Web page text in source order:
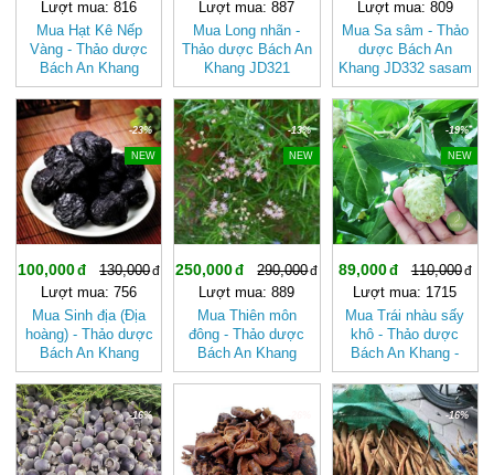
Lượt mua: 816
Mua Hạt Kê Nếp
Vàng - Thảo dược
Bách An Khang
JD117 hatkenepvang
v2
Lượt mua: 887
Mua Long nhãn -
Thảo dược Bách An
Khang JD321
longnhan v2
Lượt mua: 809
Mua Sa sâm - Thảo
dược Bách An
Khang JD332 sasam
v2
-23%
NEW
100,000
130,000
Lượt mua: 756
Mua Sinh địa (Địa
hoàng) - Thảo dược
Bách An Khang
JD333 sinhdia v2
-13%
NEW
250,000
290,000
Lượt mua: 889
Mua Thiên môn
đông - Thảo dược
Bách An Khang
JD358
-19%
NEW
89,000
110,000
Lượt mua: 1715
Mua Trái nhàu sấy
khô - Thảo dược
Bách An Khang -
JD053 v2
-16% -16%